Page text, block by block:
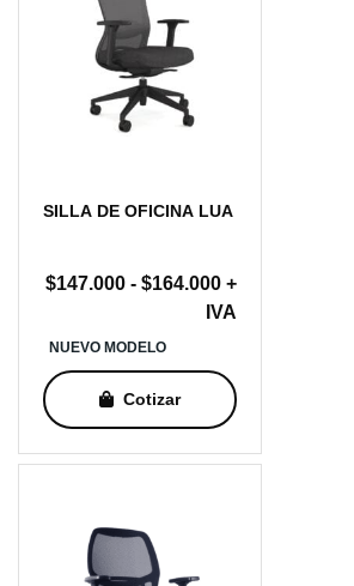
SILLA DE OFICINA LUA
$147.000 - $164.000Rango
de
desde
$147.000
hasta
$164.000
+
IVA
NUEVO MODELO
Cotizar